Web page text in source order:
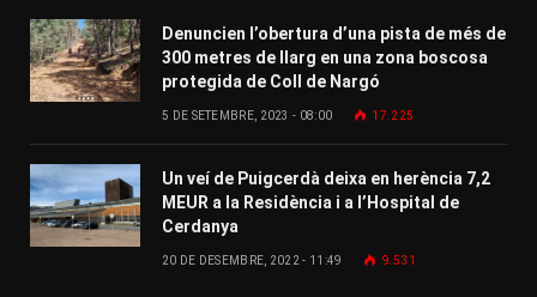
Denuncien l’obertura d’una pista de més de
300 metres de llarg en una zona boscosa
protegida de Coll de Nargó
5 DE SETEMBRE, 2023 - 08:00 17.225
Un veí de Puigcerdà deixa en herència 7,2
MEUR a la Residència i a l’Hospital de
Cerdanya
20 DE DESEMBRE, 2022 - 11:49 9.531